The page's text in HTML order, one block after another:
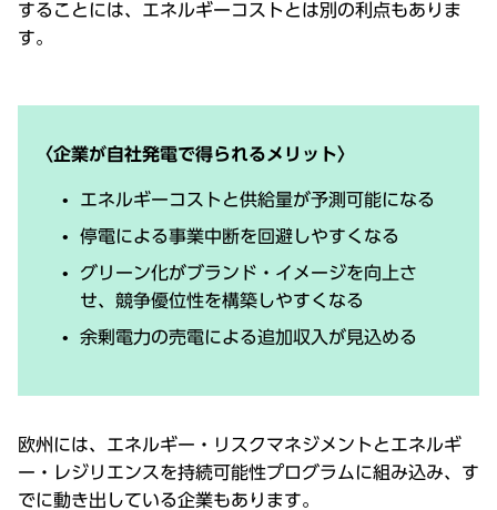
することには、エネルギーコストとは別の利点もありま
す。
〈企業が⾃社発電で得られるメリット〉
エネルギーコストと供給量が予測可能になる
停電による事業中断を回避しやすくなる
グリーン化がブランド・イメージを向上さ
せ、競争優位性を構築しやすくなる
余剰電⼒の売電による追加収⼊が⾒込める
欧州には、エネルギー・リスクマネジメントとエネルギ
ー・レジリエンスを持続可能性プログラムに組み込み、す
でに動き出している企業もあります。